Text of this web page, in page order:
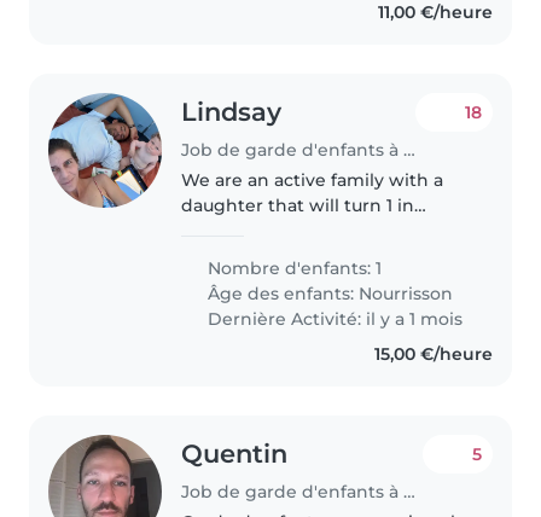
11,00 €/heure
Lindsay
Job de garde d'enfants à Biarritz
18
We are an active family with a
daughter that will turn 1 in
somebody 3-4 days a week.
Nombre d'enfants: 1
Âge des enfants: Nourrisson
Dernière Activité: il y a 1 mois
15,00 €/heure
Quentin
Job de garde d'enfants à Putanges-le-Lac
5